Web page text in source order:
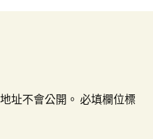
址不會公開。 必填欄位標